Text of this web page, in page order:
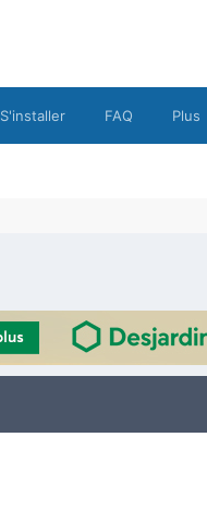
S'installer FAQ Plus